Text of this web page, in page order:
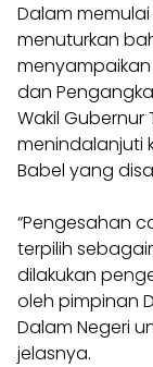
Dalam
menuturkan
dan
Wakil Gubernur
menindalanjuti
Babel yang
“Pengesahan
terpilih
dilakukan
oleh pimpinan
Dalam Negeri
jelasnya.